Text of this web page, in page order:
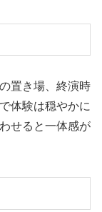
置き場、終演時
体験は穏やかに
せると一体感が